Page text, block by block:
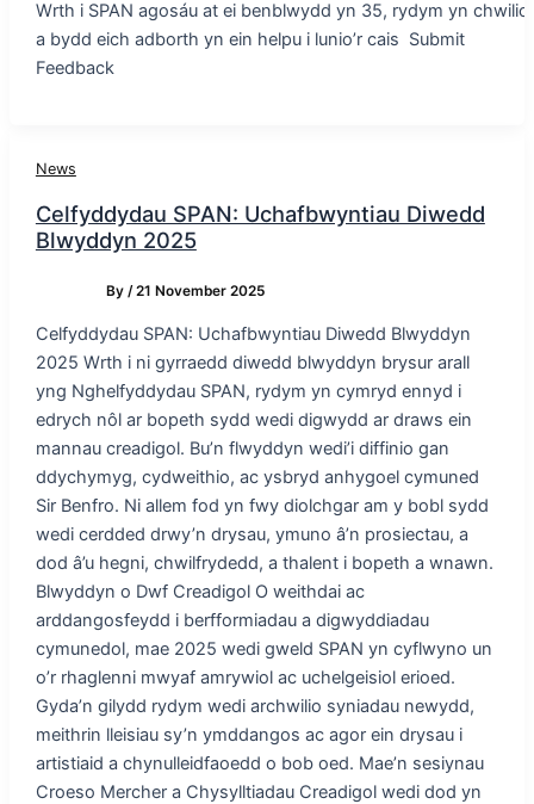
Wrth i SPAN agosáu at ei benblwydd yn 35, rydym yn
a bydd eich adborth yn ein helpu i lunio’r cais Submit
Feedback
News
Celfyddydau SPAN: Uchafbwyntiau Diwedd
Blwyddyn 2025
By/21 November 2025
Celfyddydau SPAN: Uchafbwyntiau Diwedd Blwyddyn
2025 Wrth i ni gyrraedd diwedd blwyddyn brysur arall
yng Nghelfyddydau SPAN, rydym yn cymryd ennyd i
edrych nôl ar bopeth sydd wedi digwydd ar draws ein
mannau creadigol. Bu’n flwyddyn wedi’i diffinio gan
ddychymyg, cydweithio, ac ysbryd anhygoel cymuned
Sir Benfro. Ni allem fod yn fwy diolchgar am y bobl sydd
wedi cerdded drwy’n drysau, ymuno â’n prosiectau, a
dod â’u hegni, chwilfrydedd, a thalent i bopeth a wnawn.
Blwyddyn o Dwf Creadigol O weithdai ac
arddangosfeydd i berfformiadau a digwyddiadau
cymunedol, mae 2025 wedi gweld SPAN yn cyflwyno un
o’r rhaglenni mwyaf amrywiol ac uchelgeisiol erioed.
Gyda’n gilydd rydym wedi archwilio syniadau newydd,
meithrin lleisiau sy’n ymddangos ac agor ein drysau i
artistiaid a chynulleidfaoedd o bob oed. Mae’n sesiynau
Croeso Mercher a Chysylltiadau Creadigol wedi dod yn